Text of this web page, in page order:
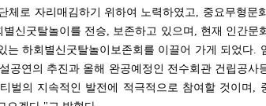
체로 자리매김하기 위하여 노력하였고, 중요무형문
신굿탈놀이를 전승, 보존하고 있으며, 현재 인간문
는 하회별신굿탈놀이보존회를 이끌어 가게 되었다.
공연의 추진과 올해 완공예정인 전수회관 건립공사
벌의 지속적인 발전에 적극적으로 참여할 것이며,